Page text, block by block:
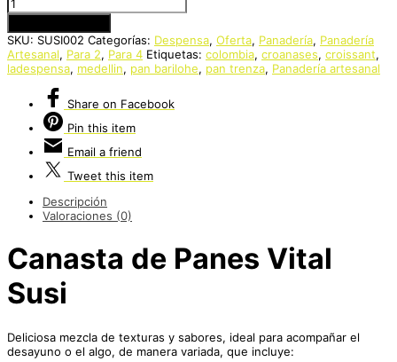
SKU: SUSI002 Categorías: Despensa, Oferta, Panadería, Panadería
Artesanal, Para 2, Para 4 Etiquetas: colombia, croanases, croissant,
ladespensa, medellin, pan barilohe, pan trenza, Panadería artesanal
Share on Facebook
Pin this item
Email a friend
Tweet this item
Descripción
Valoraciones (0)
Canasta de Panes Vital
Susi
Deliciosa mezcla de texturas y sabores, ideal para acompañar el
desayuno o el algo, de manera variada, que incluye: